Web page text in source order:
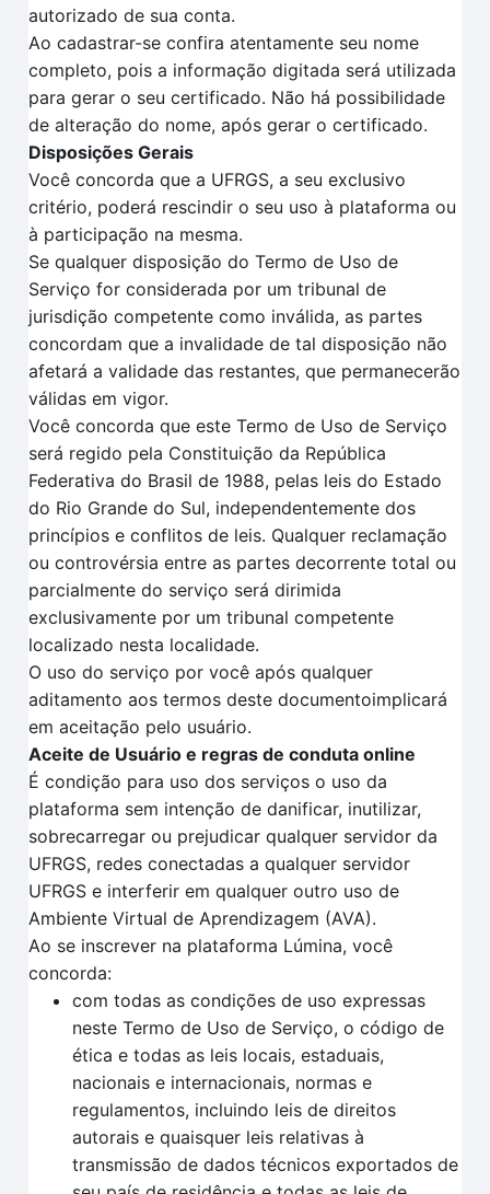
autorizado de sua conta.
Ao cadastrar-se confira atentamente seu nome
completo, pois a informação digitada será utilizada
para gerar o seu certificado. Não há possibilidade
de alteração do nome, após gerar o certificado.
Disposições Gerais
Você concorda que a UFRGS, a seu exclusivo
critério, poderá rescindir o seu uso à plataforma ou
à participação na mesma.
Se qualquer disposição do Termo de Uso de
Serviço for considerada por um tribunal de
jurisdição competente como inválida, as partes
concordam que a invalidade de tal disposição não
afetará a validade das restantes, que permanecerão
válidas em vigor.
Você concorda que este Termo de Uso de Serviço
será regido pela Constituição da República
Federativa do Brasil de 1988, pelas leis do Estado
do Rio Grande do Sul, independentemente dos
princípios e conflitos de leis. Qualquer reclamação
ou controvérsia entre as partes decorrente total ou
parcialmente do serviço será dirimida
exclusivamente por um tribunal competente
localizado nesta localidade.
O uso do serviço por você após qualquer
aditamento aos termos deste documentoimplicará
em aceitação pelo usuário.
Aceite de Usuário e regras de conduta online
É condição para uso dos serviços o uso da
plataforma sem intenção de danificar, inutilizar,
sobrecarregar ou prejudicar qualquer servidor da
UFRGS, redes conectadas a qualquer servidor
UFRGS e interferir em qualquer outro uso de
Ambiente Virtual de Aprendizagem (AVA).
Ao se inscrever na plataforma Lúmina, você
concorda:
com todas as condições de uso expressas
neste Termo de Uso de Serviço, o código de
ética e todas as leis locais, estaduais,
nacionais e internacionais, normas e
regulamentos, incluindo leis de direitos
autorais e quaisquer leis relativas à
transmissão de dados técnicos exportados de